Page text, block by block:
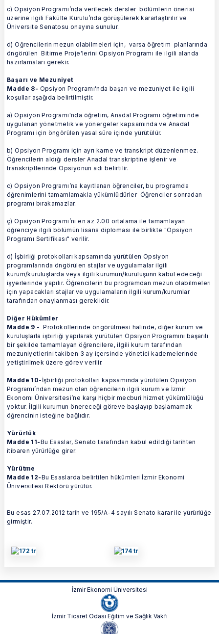
c) Opsiyon Programı’nda verilecek dersler bölümlerin önerisi
üzerine ilgili Fakülte Kurulu’nda görüşülerek kararlaştırılır ve
Üniversite Senatosu onayına sunulur.
d) Öğrencilerin mezun olabilmeleri için, varsa öğretim planlarında
öngörülen Bitirme Proje'lerini Opsiyon Programı ile ilgili alanda
hazırlamaları gerekir.
Başarı ve Mezuniyet
Madde 8- Opsiyon Programı'nda başarı ve mezuniyet ile ilgili
koşullar aşağıda belirtilmiştir.
a) Opsiyon Programı'nda öğretim, Anadal Programı öğretiminde
uygulanan yönetmelik ve yönergeler kapsamında ve Anadal
Programı için öngörülen yasal süre içinde yürütülür.
b) Opsiyon Programı için ayrı karne ve transkript düzenlenmez.
Öğrencilerin aldığı dersler Anadal transkriptine işlenir ve
transkriptlerinde Opsiyonun adı belirtilir.
c) Opsiyon Programı’na kayıtlanan öğrenciler, bu programda
öğrenimlerini tamamlamakla yükümlüdürler Öğrenciler sonradan
programı bırakamazlar.
ç) Opsiyon Programı’nı en az 2.00 ortalama ile tamamlayan
öğrenciye ilgili bölümün lisans diploması ile birlikte "Opsiyon
Programı Sertifikası" verilir.
d) İşbirliği protokolları kapsamında yürütülen Opsiyon
programlarında öngörülen stajlar ve uygulamalar ilgili
kurum/kuruluşlarda veya ilgili kurumun/kuruluşunn kabul edeceği
işyerlerinde yapılır. Öğrencilerin bu programdan mezun olabilmeleri
için yapacakları stajlar ve uygulamaların ilgili kurum/kurumlar
tarafından onaylanması gereklidir.
Diğer Hükümler
Madde 9 - Protokollerinde öngörülmesi halinde, diğer kurum ve
kuruluşlarla işbirliği yapılarak yürütülen Opsiyon Programını başarılı
bir şekilde tamamlayan öğrencilere, ilgili kurum tarafından
mezuniyetlerini takiben 3 ay içersinde yönetici kademelerinde
yetiştirilmek üzere görev verilir.
Madde 10-İşbirliği protokolları kapsamında yürütülen Opsiyon
Programı’ndan mezun olan öğrencilerin ilgili kurum ve İzmir
Ekonomi Üniversitesi’ne karşı hiçbir mecburi hizmet yükümlülüğü
yoktur. İlgili kurumun önereceği göreve başlayıp başlamamak
öğrencinin isteğine bağlıdır.
Yürürlük
Madde 11-Bu Esaslar, Senato tarafından kabul edildiği tarihten
itibaren yürürlüğe girer.
Yürütme
Madde 12-Bu Esaslarda belirtilen hükümleri İzmir Ekonomi
Üniversitesi Rektörü yürütür.
Bu esas 27.07.2012 tarih ve 195/A-4 sayılı Senato karar ile yürürlüğe
girmiştir.
İzmir Ekonomi Üniversitesi
İzmir Ticaret Odası Eğitim ve Sağlık Vakfı